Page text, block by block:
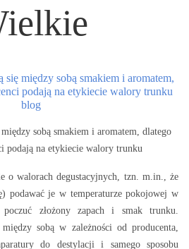
sobą smakiem i aromatem, dlatego
podają na etykiecie walory trunku
o walorach degustacyjnych, tzn. m.in., że
podawać je w temperaturze pokojowej w
złożony zapach i smak trunku.
sobą w zależności od producenta,
do destylacji i samego sposobu